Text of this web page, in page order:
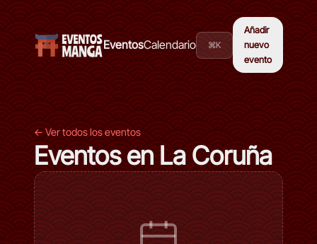
EventosCalendario ⌘K
Añadir
nuevo
evento
← Ver todos los eventos
Eventos en La Coruña